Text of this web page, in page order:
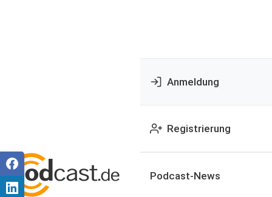
Anmeldung
Registrierung
Podcast-News